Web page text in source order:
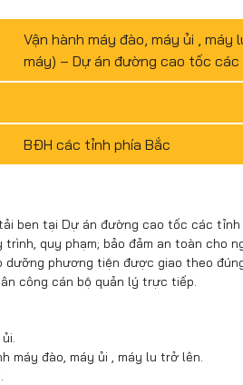
Vận hành máy đào, máy ủi , máy
máy) – Dự án đường cao tốc các
BĐH các tỉnh phía Bắc
ben tại Dự án đường cao tốc các
trình, quy phạm; bảo đảm an toàn
dưỡng phương tiện được giao theo
công cán bộ quản lý trực tiếp.
máy đào, máy ủi , máy lu trở lên.